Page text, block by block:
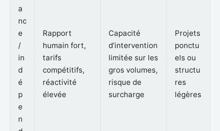
a
nc
e
/
in
d
é
p
e
n
Rapport
humain fort,
tarifs
compétitifs,
réactivité
élevée
Capacité
d’intervention
limitée sur les
gros volumes,
risque de
surcharge
Projets
ponctu
els ou
structu
res
légères